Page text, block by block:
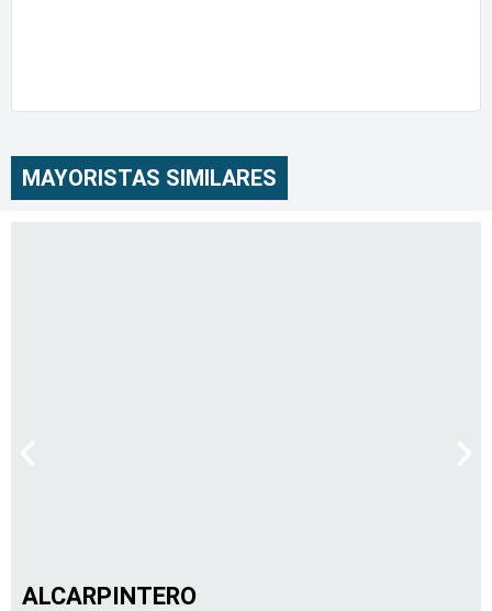
MAYORISTAS SIMILARES
ALCARPINTERO